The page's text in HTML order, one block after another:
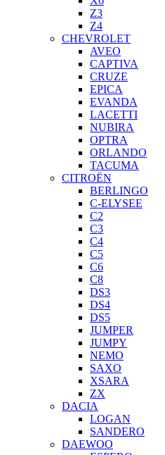
Z3
Z4
CHEVROLET
AVEO
CAPTIVA
CRUZE
EPICA
EVANDA
LACETTI
NUBIRA
OPTRA
ORLANDO
TACUMA
CITROËN
BERLINGO
C-ELYSEE
C2
C3
C4
C5
C6
C8
DS3
DS4
DS5
JUMPER
JUMPY
NEMO
SAXO
XSARA
ZX
DACIA
LOGAN
SANDERO
DAEWOO